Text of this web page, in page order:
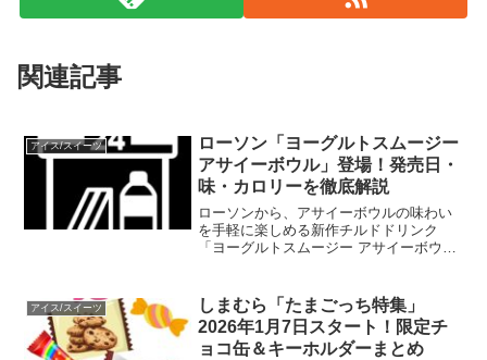
関連記事
アイス/スイーツ
ローソン「ヨーグルトスムージー
アサイーボウル」登場！発売日・
味・カロリーを徹底解説
ローソンから、アサイーボウルの味わい
を手軽に楽しめる新作チルドドリンク
「ヨーグルトスムージー アサイーボウ
ルトとブレンドした、まろやかで爽やか
な1本です。この記...
アイス/スイーツ
しまむら「たまごっち特集」
2026年1月7日スタート！限定チ
ョコ缶＆キーホルダーまとめ